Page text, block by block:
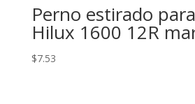
Perno estirado
Hilux 1600 12R
$7.53